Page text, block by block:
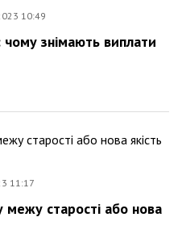
10:49
знімають виплати
11:17
межу старості або нова